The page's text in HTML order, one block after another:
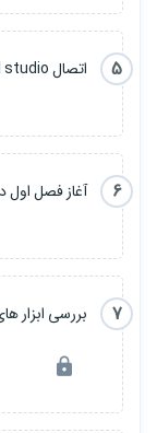
فصل چهارم: ساخت
فصل پنجم: خروجی
فصل ششم: تجربیات
امیدوارم که این
بازی سازی را یاری
موفق و سعادتمند
5
اتصال visual studio به یونیتی
6
آغاز فصل اول
7 بررسی ابزار